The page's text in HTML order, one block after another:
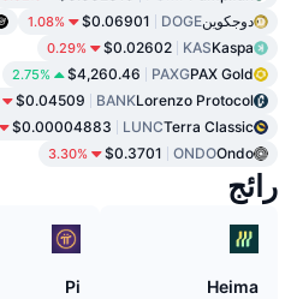
دوجكوينDOGE
$0.06901
1.08%
Kaspa
KAS
$0.02602
0.29%
PAX Gold
PAXG
$4,260.46
2.75%
Lorenzo Protocol
BANK
$0.04509
Terra Classic
LUNC
$0.00004883
Ondo
ONDO
$0.3701
3.30%
رائج
Heima
Pi